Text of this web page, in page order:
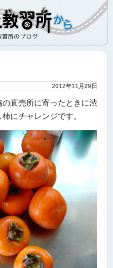
2012年11月29日
直売所に寄ったときに渋
にチャレンジです。